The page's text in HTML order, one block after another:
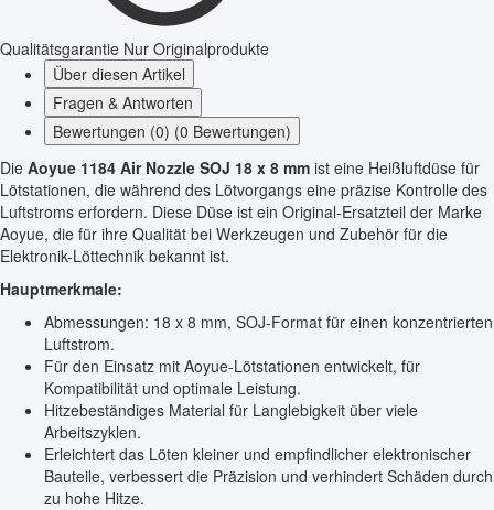
Qualitätsgarantie Nur Originalprodukte
Über diesen Artikel
Fragen & Antworten
Bewertungen (0) (0 Bewertungen)
Die Aoyue 1184 Air Nozzle SOJ 18 x 8 mm ist eine Heißluftdüse für
Lötstationen, die während des Lötvorgangs eine präzise Kontrolle des
Luftstroms erfordern. Diese Düse ist ein Original-Ersatzteil der Marke
Aoyue, die für ihre Qualität bei Werkzeugen und Zubehör für die
Elektronik-Löttechnik bekannt ist.
Hauptmerkmale:
Abmessungen: 18 x 8 mm, SOJ-Format für einen konzentrierten
Luftstrom.
Für den Einsatz mit Aoyue-Lötstationen entwickelt, für
Kompatibilität und optimale Leistung.
Hitzebeständiges Material für Langlebigkeit über viele
Arbeitszyklen.
Erleichtert das Löten kleiner und empfindlicher elektronischer
Bauteile, verbessert die Präzision und verhindert Schäden durch
zu hohe Hitze.